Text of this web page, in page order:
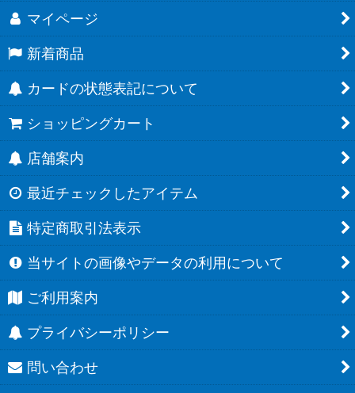
マイページ
新着商品
カードの状態表記について
ショッピングカート
店舗案内
最近チェックしたアイテム
特定商取引法表示
当サイトの画像やデータの利用について
ご利用案内
プライバシーポリシー
問い合わせ